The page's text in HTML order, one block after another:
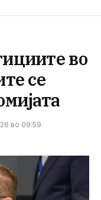
во
се
во 09:59